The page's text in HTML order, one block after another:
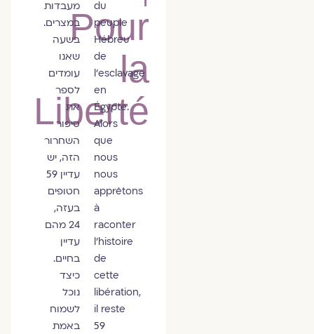
Pour
la
Liberté
du
peuple
Hébreu
de
l’esclavage
en
Égypte.
Alors
que
nous
nous
apprêtons
raconter
l’histoire
de
cette
libération,
il reste
59
מעבדות
במצרים.
בשעה
שאנו
עומדים
לספר
את
סיפור
השחרור
הזה, יש
עדיין 59
חטופים
בעזה,
24 מהם
עדיין
בחיים.
כיצד
נוכל
לשמוח
באמת